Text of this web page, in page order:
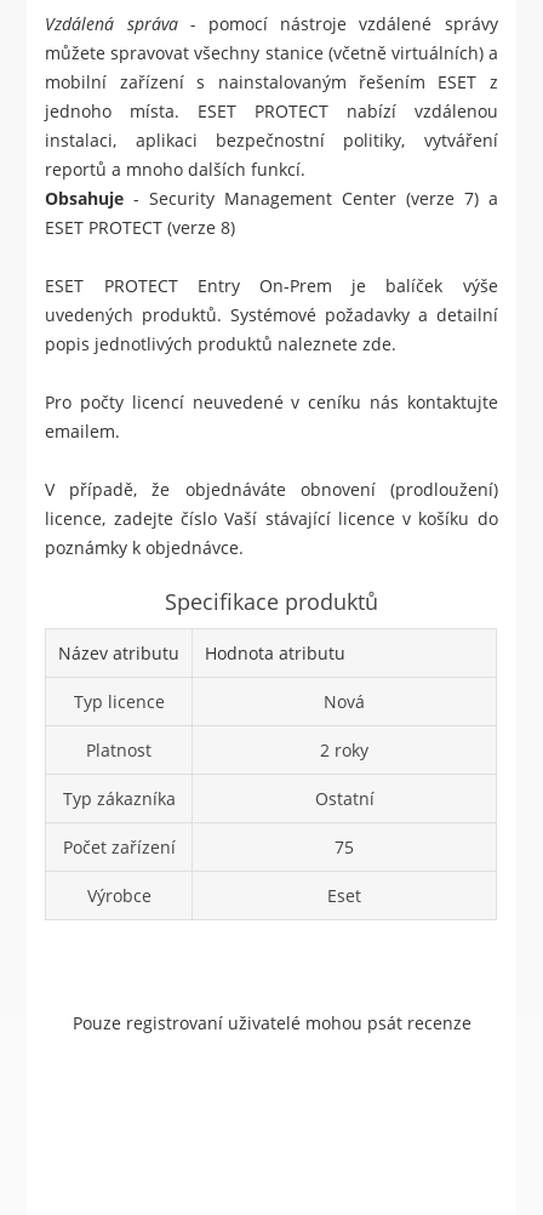
Vzdálená správa - pomocí nástroje vzdálené správy
můžete spravovat všechny stanice (včetně virtuálních) a
mobilní zařízení s nainstalovaným řešením ESET z
jednoho místa. ESET PROTECTnabízí vzdálenou
instalaci, aplikaci bezpečnostní politiky, vytváření
reportů a mnoho dalších funkcí.
Obsahuje - Security Management Center (verze 7) a
ESET PROTECT (verze 8)
ESET PROTECT Entry On-Prem je balíček výše
uvedených produktů. Systémové požadavky a detailní
popis jednotlivých produktů naleznetezde.
Pro počty licencí neuvedené v ceníku nás kontaktujte
emailem.
V případě, že objednáváte obnovení (prodloužení)
licence, zadejte číslo Vaší stávající licence v košíku do
poznámky k objednávce.
Specifikace produktů
Název atributu Hodnota atributu
Typ licence Nová
Platnost 2 roky
Typ zákazníka Ostatní
Počet zařízení 75
Výrobce Eset
Pouze registrovaní uživatelé mohou psát recenze